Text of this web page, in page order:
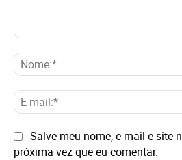
Site: Salve meu nome, e-mail e site
próxima vez que eu comentar.